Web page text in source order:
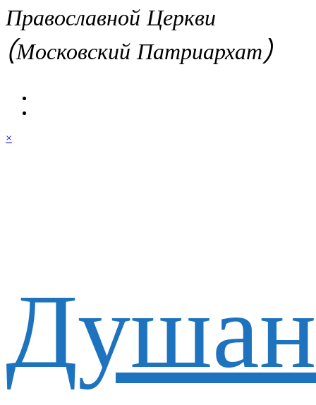
Православной Церкви
(Московский Патриархат)
×